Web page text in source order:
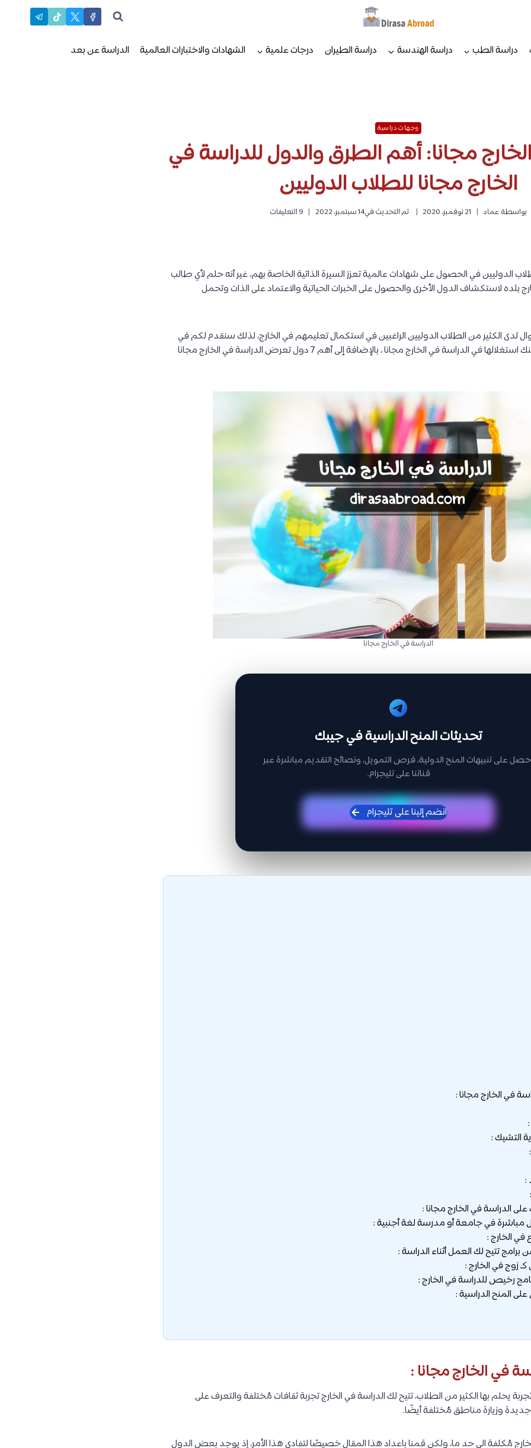
دراسة الطب دراسة الهندسة دراسة الطيران درجات علمية الشهادات والاختبارات العالمية الدراسة عن بعد
وجهات دراسية
مجانا: أهم الطرق والدول للدراسة في
الخارج مجانا للطلاب الدوليين
بواسطة عماد 21 نوفمبر، 2020 تم التحديث في14 سبتمبر، 2022 9 التعليقات
الدوليين في الحصول على شهادات عالمية تعزز السيرة الذاتية الخاصة بهم، غير أنه حلم لأي طالب
بلده لاستكشاف الدول الأخرى والحصول على الخبرات الحياتية والاعتماد على الذات وتحمل
لدى الكثير من الطلاب الدوليين الراغبين في استكمال تعليمهم في الخارج، لذلك سنقدم لكم في
هذا المقال أهم 6 طرق يمكنك استغلالها في الدراسة في الخارج مجانا ، بالإضافة إلى أهم 7 دول تعرض الدراسة في الخارج مجانا
الدراسة في الخارج مجانا
تحديثات المنح الدراسية في جيبك
على تنبيهات المنح الدولية، فرص التمويل، ونصائح التقديم مباشرة عبر
قناتنا على تليجرام.
انضم إلينا على تليجرام
يحلم بها الكثير من الطلاب، تتيح لك الدراسة في الخارج تجربة ثقافات مُختلفة والتعرف على
وزيارة مناطق مُختلفة أيضًا.
مُكلفة الى حد ما، ولكن قمنا باعداد هذا المقال خصيصًا لتفادي هذا الأمر، إذ يوجد بعض الدول